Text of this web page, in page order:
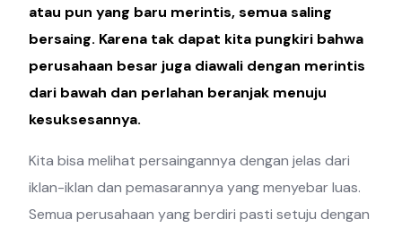
atau pun yang baru merintis, semua saling
bersaing. Karena tak dapat kita pungkiri bahwa
perusahaan besar juga diawali dengan merintis
dari bawah dan perlahan beranjak menuju
kesuksesannya.
Kita bisa melihat persaingannya dengan jelas dari
iklan-iklan dan pemasarannya yang menyebar luas.
Semua perusahaan yang berdiri pasti setuju dengan